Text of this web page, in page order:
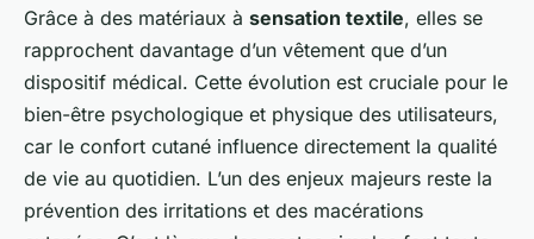
Grâce à des matériaux à sensation textile, elles se
rapprochent davantage d’un vêtement que d’un
dispositif médical. Cette évolution est cruciale pour le
bien-être psychologique et physique des utilisateurs,
car le confort cutané influence directement la qualité
de vie au quotidien. L’un des enjeux majeurs reste la
prévention des irritations et des macérations